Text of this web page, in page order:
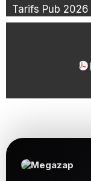
Tarifs Pub 2026